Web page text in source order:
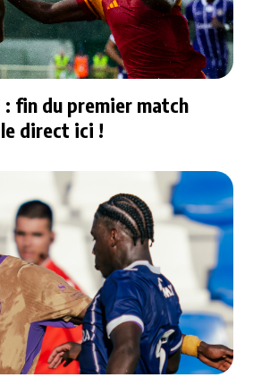
: fin du premier match
direct ici !